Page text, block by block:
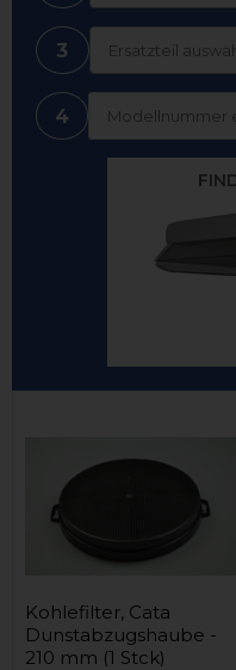
3 Ersatzteil
4
Kohlefilter, Cata
Dunstabzugshaube -
210 mm (1 Stck)